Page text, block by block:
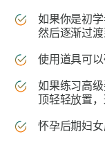
如果你是初
然后逐渐过
使用道具可
如果练习高
顶轻轻放置
怀孕后期妇